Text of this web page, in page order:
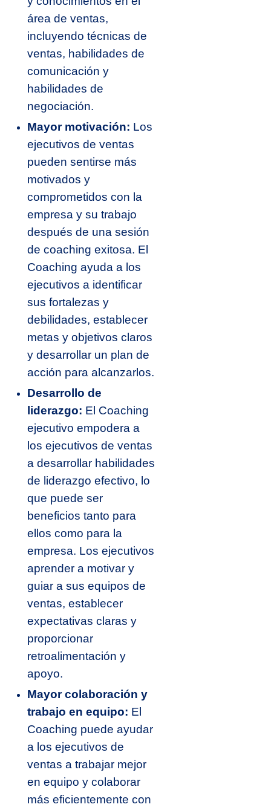
área de ventas,
incluyendo técnicas de
ventas, habilidades de
comunicación y
habilidades de
negociación.
Mayor motivación: Los
ejecutivos de ventas
pueden sentirse más
motivados y
comprometidos con la
empresa y su trabajo
después de una sesión
de coaching exitosa. El
Coaching ayuda a los
ejecutivos a identificar
sus fortalezas y
debilidades, establecer
metas y objetivos claros
y desarrollar un plan de
acción para alcanzarlos.
Desarrollo de
liderazgo: El Coaching
ejecutivo empodera a
los ejecutivos de ventas
a desarrollar habilidades
de liderazgo efectivo, lo
que puede ser
beneficios tanto para
ellos como para la
empresa. Los ejecutivos
aprender a motivar y
guiar a sus equipos de
ventas, establecer
expectativas claras y
proporcionar
retroalimentación y
apoyo.
Mayor colaboración y
trabajo en equipo: El
Coaching puede ayudar
a los ejecutivos de
ventas a trabajar mejor
en equipo y colaborar
más eficientemente con